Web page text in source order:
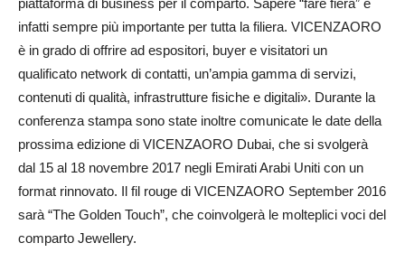
piattaforma di business per il comparto. Sapere “fare fiera” è
infatti sempre più importante per tutta la filiera. VICENZAORO
è in grado di offrire ad espositori, buyer e visitatori un
qualificato network di contatti, un’ampia gamma di servizi,
contenuti di qualità, infrastrutture fisiche e digitali». Durante la
conferenza stampa sono state inoltre comunicate le date della
prossima edizione di VICENZAORO Dubai, che si svolgerà
dal 15 al 18 novembre 2017 negli Emirati Arabi Uniti con un
format rinnovato. Il fil rouge di VICENZAORO September 2016
sarà “The Golden Touch”, che coinvolgerà le molteplici voci del
comparto Jewellery.